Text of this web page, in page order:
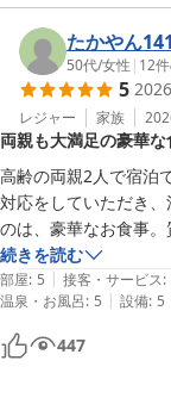
最後はさらに豪華絢
字のくりぬきが！感動
そしてなによりスタ
ほぼ外人の方でした
帰りはおかみさんに
あいにくの天気でプー
いつかリベンジしたい
家族連れにおすすめで
たかやん
50代/女性 | 12
5
レジャー 家族
両親も大満足の豪華
高齢の両親2人で宿泊
対応をしていただき
のは、豪華なお食事
ご馳走だったとのこと
しそうに見せてくれま
送迎バスも仙台駅との
さんも親切な対応を
た。
『いい思い出ができ
続きを読む
部屋: 5 | 接客・サービス:
温泉・お風呂: 5 | 設備: 5
447